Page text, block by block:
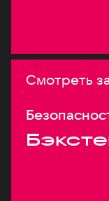
Смотреть